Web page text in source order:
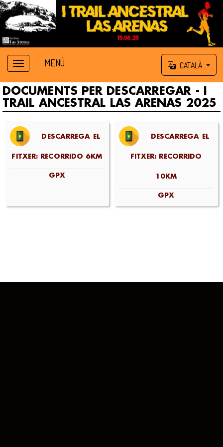
MENÚ CATALÀ
DOCUMENTS PER DESCARREGAR - I
TRAIL ANCESTRAL LAS ARENAS 2025
DESCARREGA EL
FITXER: RECORRIDO 6KM
GPX
DESCARREGA EL
FITXER: RECORRIDO
10KM
GPX